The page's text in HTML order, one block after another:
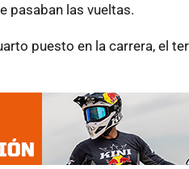
pasaban las vueltas.
puesto en la carrera, el